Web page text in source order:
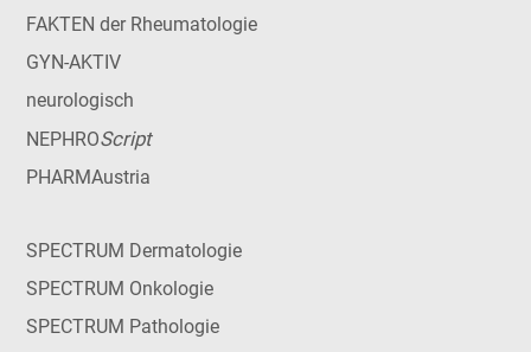
FAKTEN der Rheumatologie
GYN-AKTIV
neurologisch
NEPHROScript
PHARMAustria
SPECTRUM Dermatologie
SPECTRUM Onkologie
SPECTRUM Pathologie